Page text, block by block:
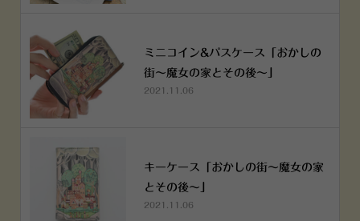
ミニコイン&パスケース「おかしの
街～魔女の家とその後～」
2021.11.06
キーケース「おかしの街～魔女の家
とその後～」
2021.11.06